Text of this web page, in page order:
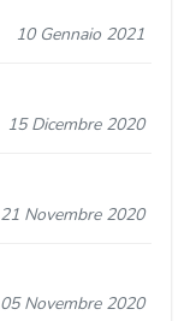
10 Gennaio 2021
15 Dicembre 2020
21 Novembre 2020
05 Novembre 2020